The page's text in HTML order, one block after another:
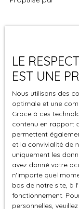
+33 1
3 Bis rue
78110 Le
LE
EST UNE
Nous utilisons des
optimale et une
Grace à ces
contenu en rapport
permettent
et la convivialité de
uniquement les
avez donné votre
n'importe quel
bas de notre site, à
fonctionnement.
personnelles,